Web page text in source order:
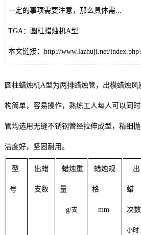
一定的事项需要注意，那么具体需...
TGA：圆柱蜡烛机A型
本文链接：http://www.lazhuji.net/
圆柱蜡烛机A型为两排蜡烛管，出模蜡烛
构简单，容易操作，熟练工人每人可以同
管均选用无缝不锈钢管经拉伸成型，精细
洁度好，坚固耐用。
型
号
出蜡
支数
蜡烛重
量
g/支
蜡烛规
格
mm
出
蜡
次数
小时